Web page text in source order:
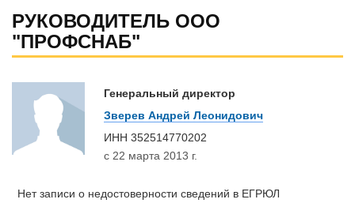
РУКОВОДИТЕЛЬ ООО
"ПРОФСНАБ"
Генеральный директор
Зверев Андрей Леонидович
ИНН 352514770202
с 22 марта 2013 г.
Нет записи о недостоверности сведений в ЕГРЮЛ